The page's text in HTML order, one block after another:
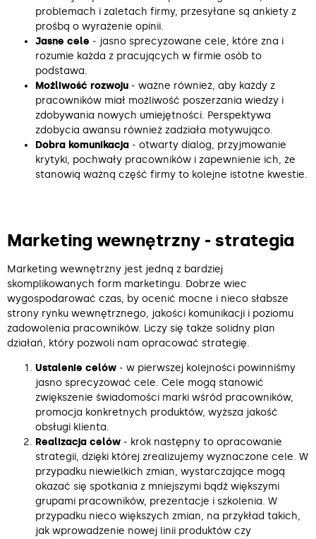
problemach i zaletach firmy, przesyłane są ankiety z
prośbą o wyrażenie opinii.
Jasne cele ‒ jasno sprecyzowane cele, które zna i
rozumie każda z pracujących w firmie osób to
podstawa.
Możliwość rozwoju ‒ ważne również, aby każdy z
pracowników miał możliwość poszerzania wiedzy i
zdobywania nowych umiejętności. Perspektywa
zdobycia awansu również zadziała motywująco.
Dobra komunikacja ‒ otwarty dialog, przyjmowanie
krytyki, pochwały pracowników i zapewnienie ich, że
stanowią ważną część firmy to kolejne istotne kwestie.
Marketing wewnętrzny ‒ strategia
Marketing wewnętrzny jest jedną z bardziej
skomplikowanych form marketingu. Dobrze wiec
wygospodarować czas, by ocenić mocne i nieco słabsze
strony rynku wewnętrznego, jakości komunikacji i poziomu
zadowolenia pracowników. Liczy się także solidny plan
działań, który pozwoli nam opracować strategię.
Ustalenie celów ‒ w pierwszej kolejności powinniśmy
jasno sprecyzować cele. Cele mogą stanowić
zwiększenie świadomości marki wśród pracowników,
promocja konkretnych produktów, wyższa jakość
obsługi klienta.
Realizacja celów ‒ krok następny to opracowanie
strategii, dzięki której zrealizujemy wyznaczone cele. W
przypadku niewielkich zmian, wystarczające mogą
okazać się spotkania z mniejszymi bądź większymi
grupami pracowników, prezentacje i szkolenia. W
przypadku nieco większych zmian, na przykład takich,
jak wprowadzenie nowej linii produktów czy